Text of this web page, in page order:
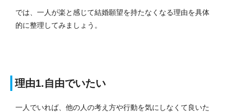
では、一人が楽と感じて結婚願望を持たなくなる理由を具体
的に整理してみましょう。
理由1.自由でいたい
一人でいれば、他の人の考え方や行動を気にしなくて良いた